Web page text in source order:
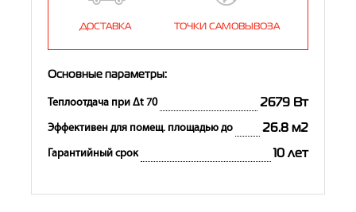
ДОСТАВКА ТОЧКИ САМОВЫВОЗА
Основные параметры:
Теплоотдача при Δt 70 2679 Вт
Эффективен для помещ. площадью до 26.8 м2
Гарантийный срок 10 лет